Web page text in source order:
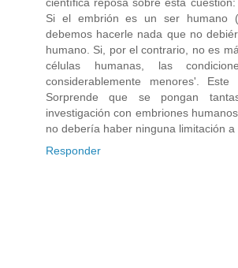
Si el embrión es un ser humano
debemos hacerle nada que no
humano. Si, por el contrario, no es
células humanas, las
considerablemente menores'.
Sorprende que se pongan
investigación con embriones
no debería haber ninguna limitación
Responder